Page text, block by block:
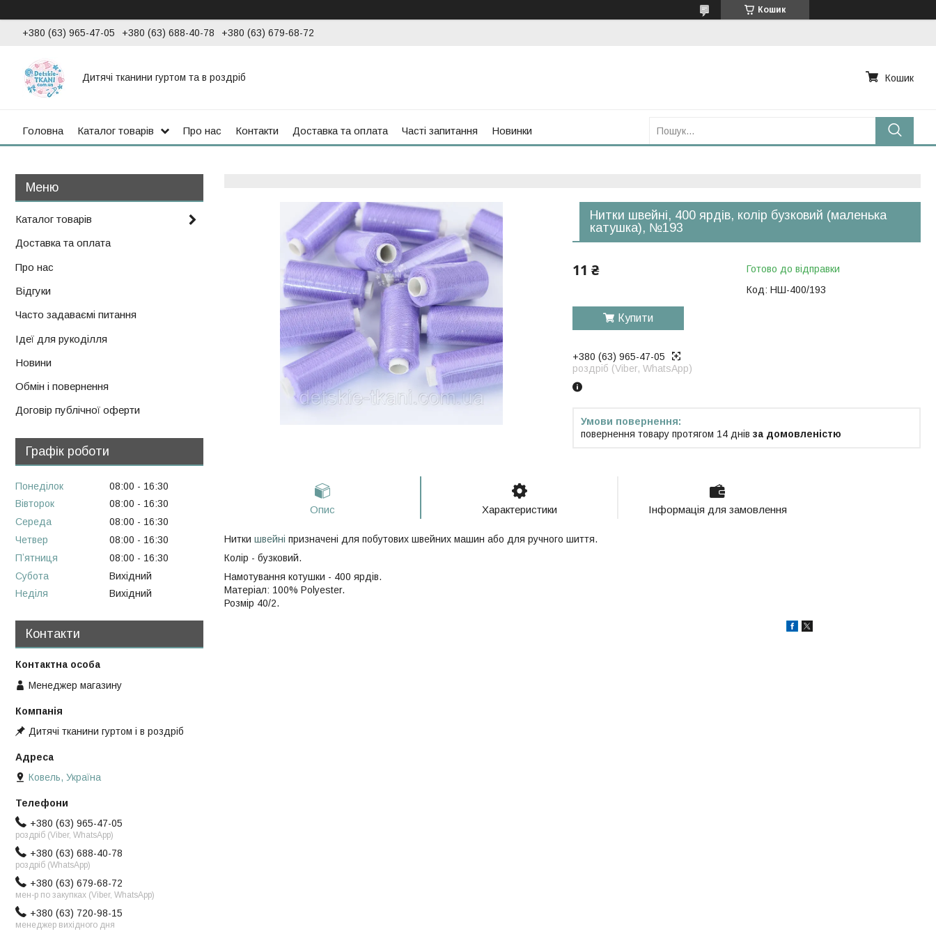
Кошик
+380 (63) 965-47-05 +380 (63) 688-40-78 +380 (63) 679-68-72
Дитячі тканини гуртом та в роздріб Кошик
Головна Каталог товарів Про нас Контакти Доставка та оплата Часті запитання Новинки
Нитки швейні, 400 ярдів, колір бузковий (маленька
катушка), №193
11 ₴
Готово до відправки
Код: НШ-400/193
Купити
+380 (63) 965-47-05
роздріб (Viber, WhatsApp)
повернення товару протягом 14 днів за домовленістю
Опис Характеристики Інформація для замовлення
Нитки швейні призначені для побутових швейних машин або для ручного шиття.
Колір - бузковий.
Намотування котушки - 400 ярдів.
Матеріал: 100% Polyester.
Розмір 40/2.
Каталог товарів
Доставка та оплата
Про нас
Відгуки
Часто задаваємі питання
Ідеї для рукоділля
Новини
Обмін і повернення
Договір публічної оферти
Графік роботи
Понеділок 08:00
16:30
Вівторок
08:00
16:30
Середа
08:00
16:30
Четвер
08:00
16:30
Пʼятниця
08:00
16:30
Субота
Вихідний
Неділя
Вихідний
Контакти
Менеджер магазину
Дитячі тканини гуртом і в роздріб
Ковель, Україна
+380 (63) 965-47-05
роздріб (Viber, WhatsApp)
+380 (63) 688-40-78
роздріб (WhatsApp)
+380 (63) 679-68-72
мен-р по закупках (Viber, WhatsApp)
+380 (63) 720-98-15
менеджер вихідного дня